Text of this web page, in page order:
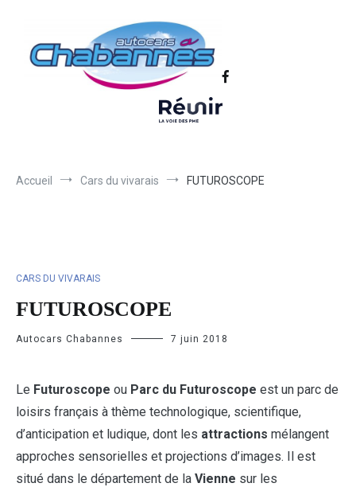
Autocars Chabannes | Transport en
Transport scolaire, Transports de personnel en Drôme Ardèche,
Transport touristique France et Europe
Accueil Cars du vivarais FUTUROSCOPE
CARS DU VIVARAIS
FUTUROSCOPE
Autocars Chabannes 7 juin 2018
Le Futuroscope ou Parc du Futuroscope est un parc de
loisirs français à thème technologique, scientifique,
d’anticipation et ludique, dont les attractions mélangent
approches sensorielles et projections d’images. Il est
situé dans le département de la Vienne sur les